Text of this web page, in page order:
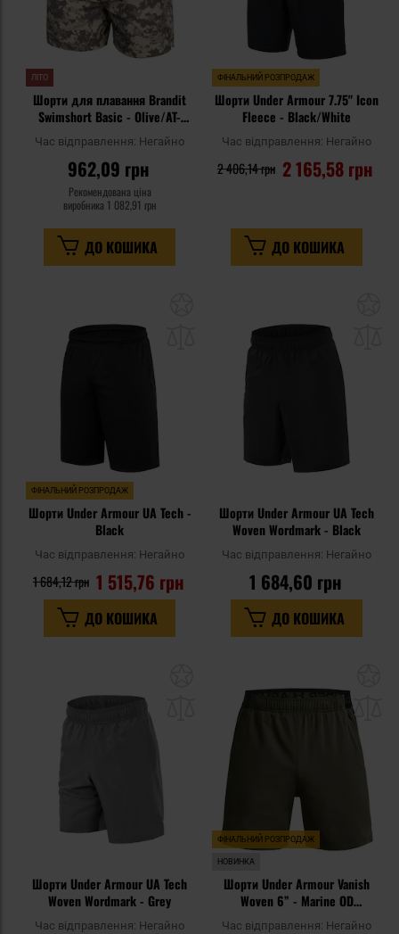
ЛІТО
Шорти для плавання Brandit
Swimshort Basic - Olive/AT-
Час відправлення: Негайно
962,09 грн
Рекомендована ціна
виробника 1 082,91 грн
ДО КОШИКА
ФІНАЛЬНИЙ РОЗПРОДАЖ
Шорти Under Armour 7.75" Icon
Fleece - Black/White
Час відправлення: Негайно
2 165,58 грн
2 406,14 грн
ДО КОШИКА
уподобань
ФІНАЛЬНИЙ РОЗПРОДАЖ
Шорти Under Armour UA Tech -
Black
Час відправлення: Негайно
1 515,76 грн
1 684,12 грн
ДО КОШИКА
Шорти Under Armour UA Tech
Woven Wordmark - Black
Час відправлення: Негайно
1 684,60 грн
ДО КОШИКА
списку
уподобань
Шорти Under Armour UA Tech
Woven Wordmark - Grey
Час відправлення: Негайно
ФІНАЛЬНИЙ РОЗПРОДАЖ
НОВИНКА
Шорти Under Armour Vanish
Woven 6” - Marine OD
Green/Black
Час відправлення: Негайно